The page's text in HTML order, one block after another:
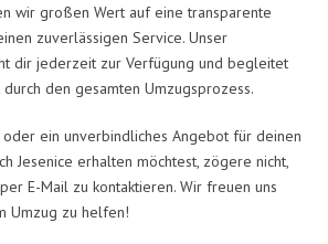
wir großen Wert auf eine transparente
zuverlässigen Service. Unser
dir jederzeit zur Verfügung und begleitet
den gesamten Umzugsprozess.
oder ein unverbindliches Angebot für deinen
Jesenice erhalten möchtest, zögere nicht,
E-Mail zu kontaktieren. Wir freuen uns
Umzug zu helfen!